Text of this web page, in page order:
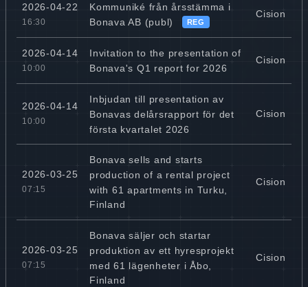
2026-04-22
16:30
Kommuniké från årsstämma i
Bonava AB (publ)
REG
Cision
2026-04-14
10:00
Invitation to the presentation of
Bonava's Q1 report for 2026
Cision
2026-04-14
10:00
Inbjudan till presentation av
Bonavas delårsrapport för det
första kvartalet 2026
Cision
2026-03-25
07:15
Bonava sells and starts
production of a rental project
with 61 apartments in Turku,
Finland
Cision
2026-03-25
07:15
Bonava säljer och startar
produktion av ett hyresprojekt
med 61 lägenheter i Åbo,
Finland
Cision